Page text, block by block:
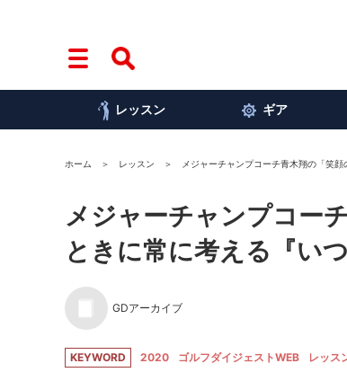
レッスン ギア
ホーム レッスン メジャーチャンプコーチ青木翔の「笑
メジャーチャンプコー
ときに常に考える『い
GDアーカイブ
KEYWORD 2020 ゴルフダイジェストWEB レッス